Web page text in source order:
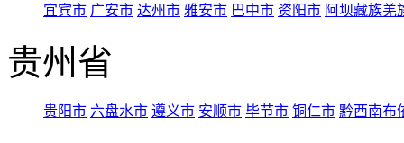
宜宾市 广安市 达州市 雅安市 巴中市 资阳市 阿坝藏族羌
贵州省
贵阳市 六盘水市 遵义市 安顺市 毕节市 铜仁市 黔西南布